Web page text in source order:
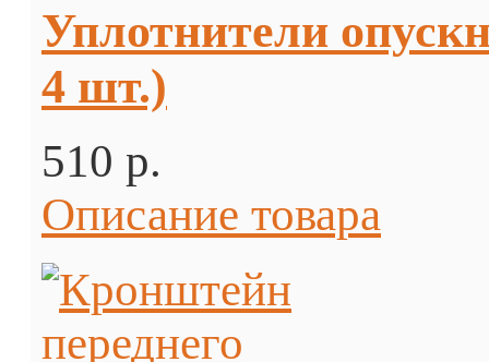
Уплотнители
4 шт.)
510 p.
Описание товара